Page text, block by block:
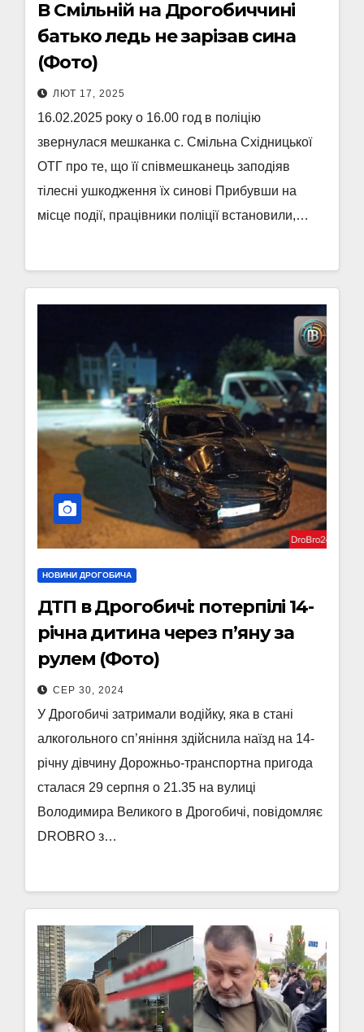
В Смільній на Дрогобиччині
батько ледь не зарізав сина
(Фото)
ЛЮТ 17, 2025
16.02.2025 року о 16.00 год в поліцію
звернулася мешканка с. Смільна Східницької
ОТГ про те, що її співмешканець заподіяв
тілесні ушкодження їх синові Прибувши на
місце події, працівники поліції встановили,…
НОВИНИ ДРОГОБИЧА
ДТП в Дрогобичі: потерпілі 14-
річна дитина через п’яну за
рулем (Фото)
СЕР 30, 2024
У Дрогобичі затримали водійку, яка в стані
алкогольного сп’яніння здійснила наїзд на 14-
річну дівчину Дорожньо-транспортна пригода
сталася 29 серпня о 21.35 на вулиці
Володимира Великого в Дрогобичі, повідомляє
DROBRO з…